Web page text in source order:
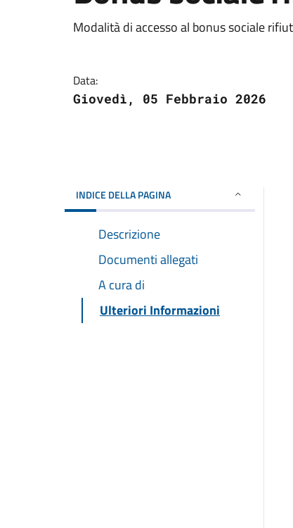
Modalità di accesso al bonus sociale
Data:
Giovedì, 05 Febbraio 2026
INDICE DELLA PAGINA
Descrizione
Documenti allegati
A cura di
Ulteriori Informazioni